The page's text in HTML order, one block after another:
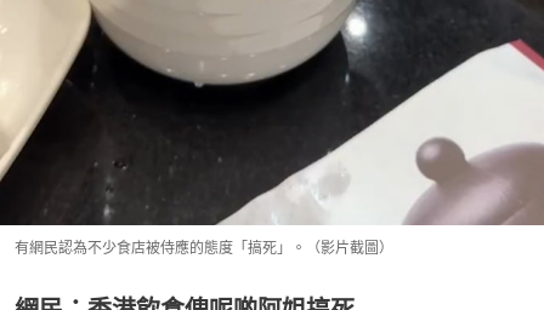
有網民認為不少食店被侍應的態度「搞死」。（影片截圖）